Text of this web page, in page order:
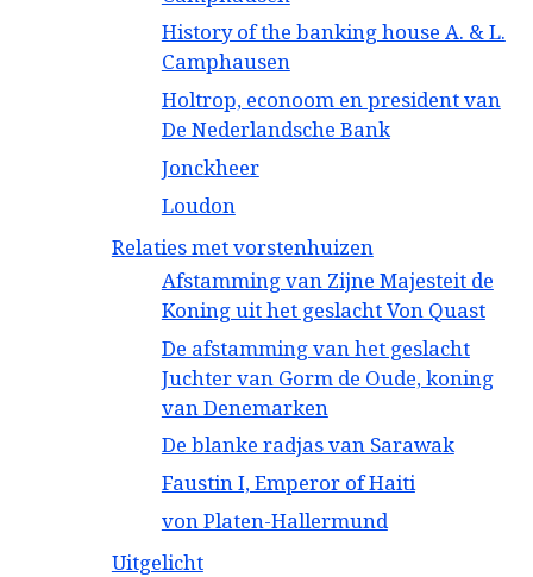
History of the banking house A. & L.
Camphausen
Holtrop, econoom en president van
De Nederlandsche Bank
Jonckheer
Loudon
Relaties met vorstenhuizen
Afstamming van Zijne Majesteit de
Koning uit het geslacht Von Quast
De afstamming van het geslacht
Juchter van Gorm de Oude, koning
van Denemarken
De blanke radjas van Sarawak
Faustin I, Emperor of Haiti
von Platen-Hallermund
Uitgelicht